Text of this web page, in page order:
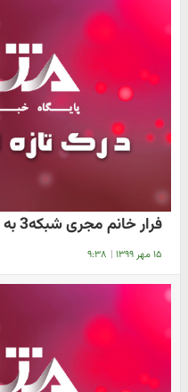
فرار خانم مجری شبکه3 به انگلیس!+ عکس
۱۵ مهر ۱۳۹۹ | ۹:۳۸